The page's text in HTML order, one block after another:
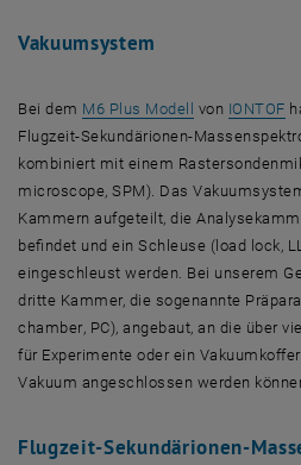
Vakuumsystem
Bei dem M6 Plus Modell , öffnet eine
von IONTOF,
Flugzeit-Sekundärionen-
kombiniert mit einem
microscope, SPM). Das
Kammern aufgeteilt, die
befindet und ein Schleuse ( load lock,
eingeschleust werden. Bei unserem
dritte Kammer, die sogenannte
chamber, PC), angebaut, an die über
für Experimente oder ein
Vakuum angeschlossen werden
Flugzeit-Sekundärionen-